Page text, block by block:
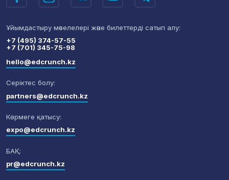
Ұйымдастыру мәселелері және билеттерді сатып алу:
+7 (495) 374-57-55
+7 (701) 345-75-98
hello@edcrunch.kz
Серіктес болу:
partners@edcrunch.kz
Көрмеге қатысу:
expo@edcrunch.kz
БАҚ:
pr@edcrunch.kz